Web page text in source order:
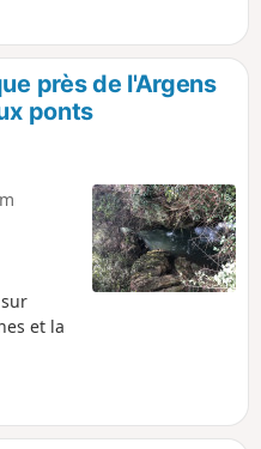
par le Sud.
est
près de l'Argens
ponts
et la